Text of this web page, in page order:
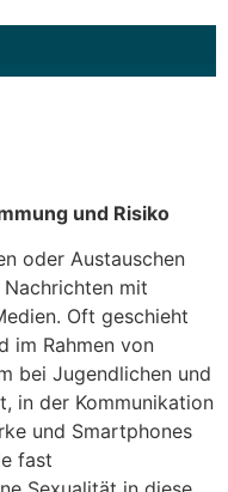
und Risiko
oder Austauschen
mit
Oft geschieht
im Rahmen von
bei Jugendlichen und
in der Kommunikation
und Smartphones
fast